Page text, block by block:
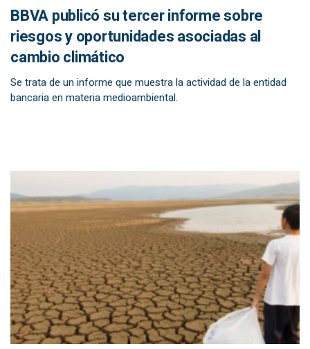
BBVA publicó su tercer informe sobre
riesgos y oportunidades asociadas al
cambio climático
Se trata de un informe que muestra la actividad de la entidad
bancaria en materia medioambiental.